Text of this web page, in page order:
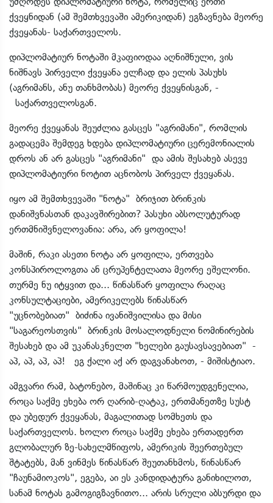
ქვეყნიდან (ამ შემთხვევაში ამერიკიდან) ეგზავნება მეორე
ქვეყანას- საქართველოს.
დიპლომატიურ ნოტაში მკაფიოდაა აღნიშნული, ვის
ნიშნავს პირველი ქვეყანა ელჩად და ელის პასუხს
(აგრიმანს, ანუ თანხმობას) მეორე ქვეყნისგან, -
საქართველოსგან.
მეორე ქვეყანას შეუძლია გასცეს "აგრიმანი", რომლის
გადაცემა შემდეგ ხდება დიპლომატიური ცერემონიალის
დროს ან არ გასცეს "აგრიმანი" და ამის შესახებ ასევე
დიპლომატიური ნოტით აცნობოს პირველ ქვეყანას.
იყო ამ შემთხვევაში "ნოტა" ბრიჯით ბრინკის
დანიშვნასთან დაკავშირებით? პასუხი აბსოლუტურად
ერთმნიშვნელოვანია: არა, არ ყოფილა!
მაშინ, რაკი ასეთი ნოტა არ ყოფილა, ერთვება
კონსპიროლოგთა ან ცრუპენტელათა მეორე ეშელონი.
თურმე ნუ იტყვით და... წინასწარ ყოფილა რაღაც
კონსულტაციები, ამერიკელებს წინასწარ
"უცნობებიათ" ბიძინა ივანიშვილისა და მისი
"საგარეოსთვის" ბრინკის მოსალოდნელი ნომინირების
შესახებ და ამ უკანასკნელთ "ხელები გაუსავსავებიათ" -
აპ, აპ, აპ, აპ! ეგ ქალი აქ არ დაგვანახოთ, - მიშისტიაო.
ამგვარი რამ, ბატონებო, მაშინაც კი წარმოუდგენელია,
როცა საქმე ეხება ორ ღარიბ-ღატაკ, ერთმანეთზე სუსტ
და უბედურ ქვეყანას, მაგალითად სომხეთს და
საქართველოს. ხოლო როცა საქმე ეხება ერთადერთ
გლობალურ ზე-სახელმწიფოს, ამერიკის შეერთებულ
შტატებს, მან ვინმეს წინასწარ შეუთანხმოს, წინასწარ
"ჩაუნამიოკოს", ეგება, აი ეს კანდიდატურა განიხილოთ,
სანამ ნოტას გამოგიგზავნითო... არის სრული აბსურდი და